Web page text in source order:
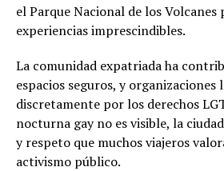
el Parque Nacional de los
experiencias imprescindibles.
La comunidad expatriada ha
espacios seguros, y organizaciones
discretamente por los derechos
nocturna gay no es visible, la
y respeto que muchos viajeros
activismo público.